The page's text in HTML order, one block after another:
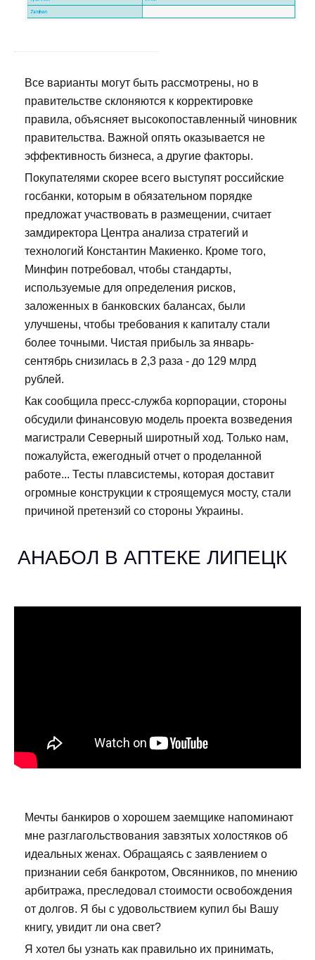
Все варианты могут быть рассмотрены, но в
правительстве склоняются к корректировке
правила, объясняет высокопоставленный чиновник
правительства. Важной опять оказывается не
эффективность бизнеса, а другие факторы.
Покупателями скорее всего выступят российские
госбанки, которым в обязательном порядке
предложат участвовать в размещении, считает
замдиректора Центра анализа стратегий и
технологий Константин Макиенко. Кроме того,
Минфин потребовал, чтобы стандарты,
используемые для определения рисков,
заложенных в банковских балансах, были
улучшены, чтобы требования к капиталу стали
более точными. Чистая прибыль за январь-
сентябрь снизилась в 2,3 раза - до 129 млрд
рублей.
Как сообщила пресс-служба корпорации, стороны
обсудили финансовую модель проекта возведения
магистрали Северный широтный ход. Только нам,
пожалуйста, ежегодный отчет о проделанной
работе... Тесты плавсистемы, которая доставит
огромные конструкции к строящемуся мосту, стали
причиной претензий со стороны Украины.
АНАБОЛ В АПТЕКЕ ЛИПЕЦК
Мечты банкиров о хорошем заемщике напоминают
мне разглагольствования завзятых холостяков об
идеальных женах. Обращаясь с заявлением о
признании себя банкротом, Овсянников, по мнению
арбитража, преследовал стоимости освобождения
от долгов. Я бы с удовольствием купил бы Вашу
книгу, увидит ли она свет?
Я хотел бы узнать как правильно их принимать,